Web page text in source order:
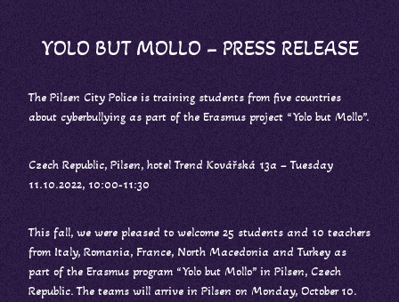
YOLO BUT MOLLO – PRESS RELEASE
The Pilsen City Police is training students from five countries
about cyberbullying as part of the Erasmus project “Yolo but Mollo”.
Czech Republic, Pilsen, hotel Trend Kovářská 13a – Tuesday
11.10.2022, 10:00-11:30
This fall, we were pleased to welcome 25 students and 10 teachers
from Italy, Romania, France, North Macedonia and Turkey as
part of the Erasmus program “Yolo but Mollo” in Pilsen, Czech
Republic. The teams will arrive in Pilsen on Monday, October 10.